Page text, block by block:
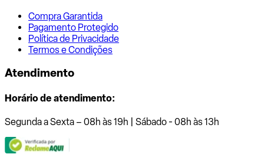
Compra Garantida
Pagamento Protegido
Política de Privacidade
Termos e Condições
Atendimento
Horário de atendimento:
Segunda a Sexta – 08h às 19h | Sábado - 08h às 13h